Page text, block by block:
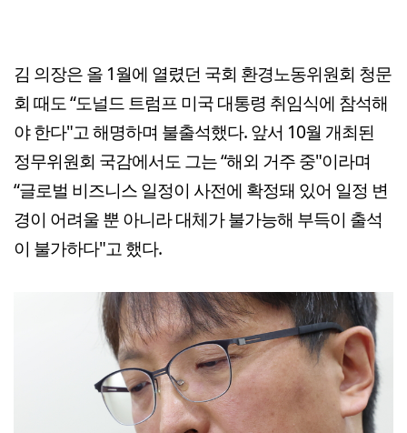
김 의장은 올 1월에 열렸던 국회 환경노동위원회 청문
회 때도 “도널드 트럼프 미국 대통령 취임식에 참석해
야 한다"고 해명하며 불출석했다. 앞서 10월 개최된
정무위원회 국감에서도 그는 “해외 거주 중"이라며
“글로벌 비즈니스 일정이 사전에 확정돼 있어 일정 변
경이 어려울 뿐 아니라 대체가 불가능해 부득이 출석
이 불가하다"고 했다.